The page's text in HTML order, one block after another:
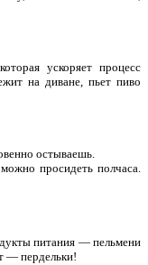
ускоряет процесс
на диване, пьет пиво
остываешь.
просидеть полчаса.
питания — пельмени
— пердельки!